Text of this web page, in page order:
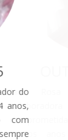
do
anos,
com
sempre